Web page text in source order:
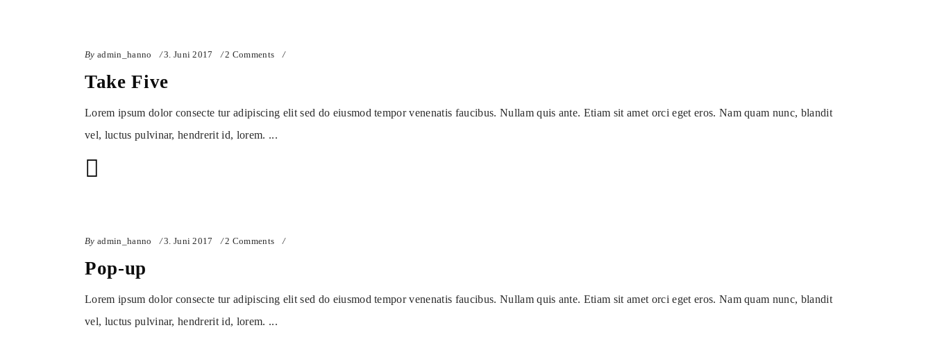
By admin_hanno 3. Juni 2017 2 Comments
Take Five
Lorem ipsum dolor consecte tur adipiscing elit sed do eiusmod tempor venenatis faucibus. Nullam quis ante. Etiam sit amet orci eget eros. Nam quam nunc, blandit
vel, luctus pulvinar, hendrerit id, lorem.
By admin_hanno 3. Juni 2017 2 Comments
Pop-up
Lorem ipsum dolor consecte tur adipiscing elit sed do eiusmod tempor venenatis faucibus. Nullam quis ante. Etiam sit amet orci eget eros. Nam quam nunc, blandit
vel, luctus pulvinar, hendrerit id, lorem.